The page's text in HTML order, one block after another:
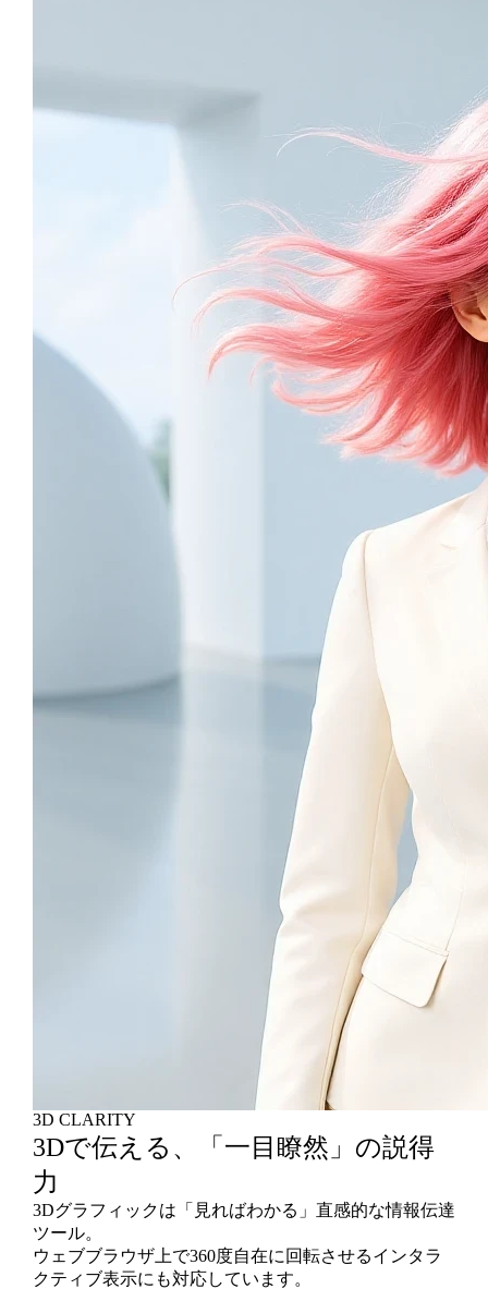
3D CLARITY
3Dで伝える、「一目瞭然」の説得
力
3Dグラフィックは「見ればわかる」直感的な情報伝達
ツール。
ウェブブラウザ上で360度自在に回転させるインタラ
クティブ表示にも対応しています。